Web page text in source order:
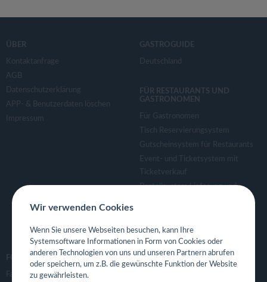
ÜBER
Kontaktanfrage
AGB
Datenschutzerklärung
APP- & Benutzerdaten löschen
Impressum
GASTROGUIDE
Deutschland
FÜR RESTAURANTS UND
GASTRONOMEN
Für Gastronomen
Tisch Reservierungsystem
Gutscheinsystem für Restaurants
Event- und Ticketsystem mit
Ticketverkauf
Bestellsystem Lieferung und
Eigene App für Restaurant
FOLGE UNS
Facebook
Wir verwenden Cookies
Wenn Sie unsere Webseiten besuchen, kann Ihre
Systemsoftware Informationen in Form von Cookies oder
anderen Technologien von uns und unseren Partnern abrufen
oder speichern, um z.B. die gewünschte Funktion der Website
zu gewährleisten.